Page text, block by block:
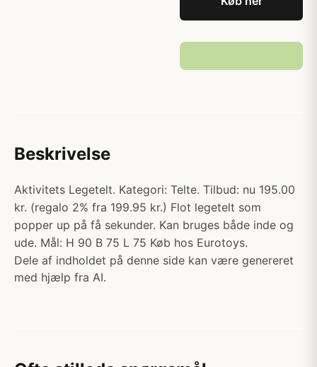
Beskrivelse
Aktivitets Legetelt. Kategori: Telte. Tilbud: nu 195.00
kr. (regalo 2% fra 199.95 kr.) Flot legetelt som
popper up på få sekunder. Kan bruges både inde og
ude. Mål: H 90 B 75 L 75 Køb hos Eurotoys.
Dele af indholdet på denne side kan være genereret
med hjælp fra AI.